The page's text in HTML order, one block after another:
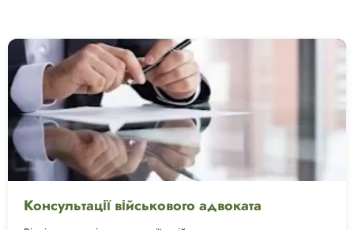
Консультації військового адвоката